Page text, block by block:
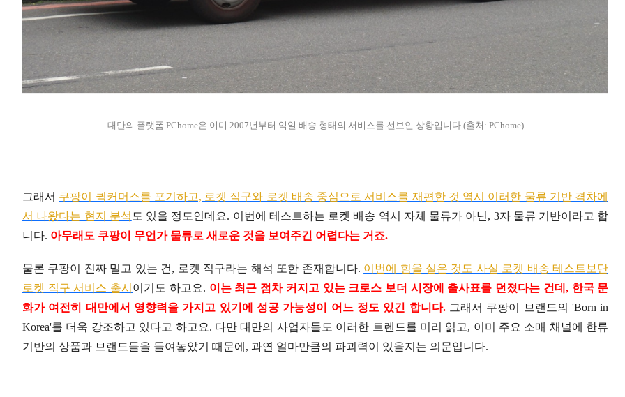
대만의 플랫폼 PChome은 이미 2007년부터 익일 배송 형태의 서비스를 선보인 상황입니다 (출처: PChome)
그래서 쿠팡이 퀵커머스를 포기하고, 로켓 직구와 로켓 배송 중심으로 서비스를 재편한 것 역시 이러한 물류 기반 격차에
서 나왔다는 현지 분석 도 있을 정도인데요. 이번에 테스트하는 로켓 배송 역시 자체 물류가 아닌, 3자 물류 기반이라고 합
니다. 아무래도 쿠팡이 무언가 물류로 새로운 것을 보여주긴 어렵다는 거죠.
물론 쿠팡이 진짜 밀고 있는 건, 로켓 직구라는 해석 또한 존재합니다. 이번에 힘을 실은 것도 사실 로켓 배송 테스트보단
로켓 직구 서비스 출시 이기도 하고요. 이는 최근 점차 커지고 있는 크로스 보더 시장에 출사표를 던졌다는 건데, 한국 문
화가 여전히 대만에서 영향력을 가지고 있기에 성공 가능성이 어느 정도 있긴 합니다.그래서 쿠팡이 브랜드의 'Born in
Korea'를 더욱 강조하고 있다고 하고요. 다만 대만의 사업자들도 이러한 트렌드를 미리 읽고, 이미 주요 소매 채널에 한류
기반의 상품과 브랜드들을 들여놓았기 때문에, 과연 얼마만큼의 파괴력이 있을지는 의문입니다.